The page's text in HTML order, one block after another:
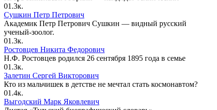
01.3к.
Сушкин Петр Петрович
Академик Петр Петрович Сушкин — видный русский
ученый-зоолог.
01.3к.
Ростовцев Никита Федорович
Н.Ф. Ростовцев родился 26 сентября 1895 года в семье
01.3к.
Залетин Сергей Викторович
Кто из мальчишек в детстве не мечтал стать космонавтом?
01.4к.
Выгодский Марк Яковлевич